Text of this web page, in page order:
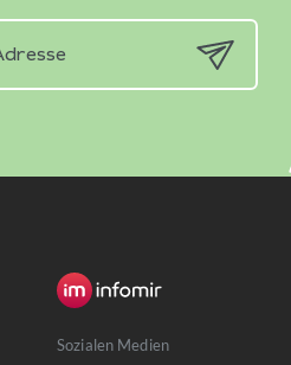
Sozialen Medien